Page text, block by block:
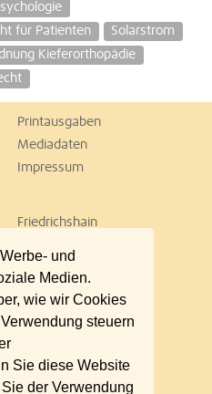
und
Medien.
wie wir Cookies
steuern
Sie diese Website
der Verwendung
für Patienten
Solarstrom
Kieferorthopädie
Printausgaben
Mediadaten
Impressum
Friedrichshain
Marzahn
Neukölln
Schöneberg
Steglitz